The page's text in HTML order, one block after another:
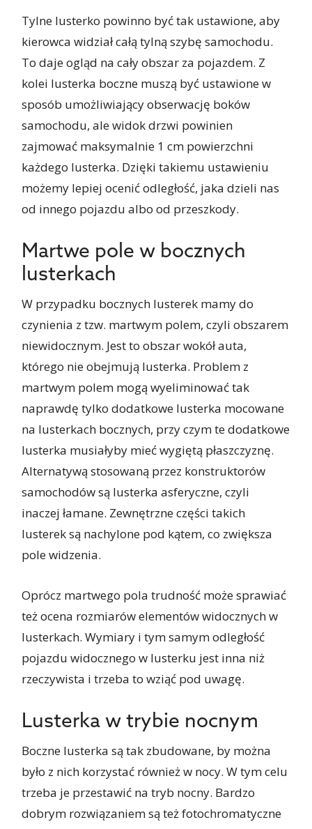
Tylne lusterko powinno być tak ustawione, aby
kierowca widział całą tylną szybę samochodu.
To daje ogląd na cały obszar za pojazdem. Z
kolei lusterka boczne muszą być ustawione w
sposób umożliwiający obserwację boków
samochodu, ale widok drzwi powinien
zajmować maksymalnie 1 cm powierzchni
każdego lusterka. Dzięki takiemu ustawieniu
możemy lepiej ocenić odległość, jaka dzieli nas
od innego pojazdu albo od przeszkody.
Martwe pole w bocznych
lusterkach
W przypadku bocznych lusterek mamy do
czynienia z tzw. martwym polem, czyli obszarem
niewidocznym. Jest to obszar wokół auta,
którego nie obejmują lusterka. Problem z
martwym polem mogą wyeliminować tak
naprawdę tylko dodatkowe lusterka mocowane
na lusterkach bocznych, przy czym te dodatkowe
lusterka musiałyby mieć wygiętą płaszczyznę.
Alternatywą stosowaną przez konstruktorów
samochodów są lusterka asferyczne, czyli
inaczej łamane. Zewnętrzne części takich
lusterek są nachylone pod kątem, co zwiększa
pole widzenia.
Oprócz martwego pola trudność może sprawiać
też ocena rozmiarów elementów widocznych w
lusterkach. Wymiary i tym samym odległość
pojazdu widocznego w lusterku jest inna niż
rzeczywista i trzeba to wziąć pod uwagę.
Lusterka w trybie nocnym
Boczne lusterka są tak zbudowane, by można
było z nich korzystać również w nocy. W tym celu
trzeba je przestawić na tryb nocny. Bardzo
dobrym rozwiązaniem są też fotochromatyczne